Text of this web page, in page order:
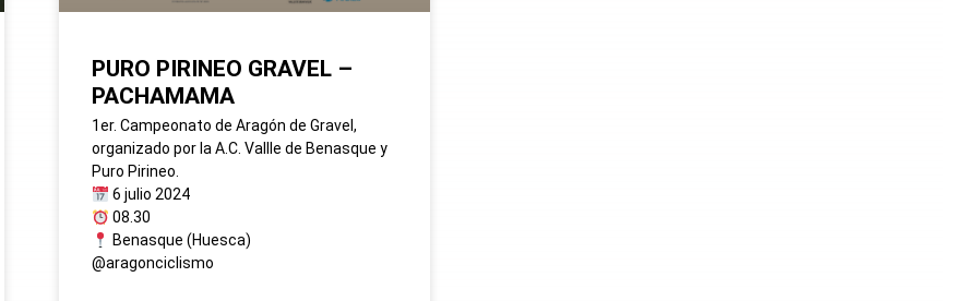
PURO PIRINEO GRAVEL –
PACHAMAMA
1er. Campeonato de Aragón de Gravel,
organizado por la A.C. Vallle de Benasque y
Puro Pirineo.
6 julio 2024
08.30
Benasque (Huesca)
@aragonciclismo